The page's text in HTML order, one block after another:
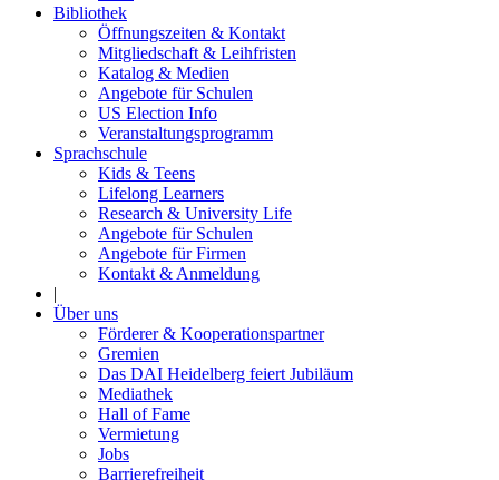
Bibliothek
Öffnungszeiten & Kontakt
Mitgliedschaft & Leihfristen
Katalog & Medien
Angebote für Schulen
US Election Info
Veranstaltungsprogramm
Sprachschule
Kids & Teens
Lifelong Learners
Research & University Life
Angebote für Schulen
Angebote für Firmen
Kontakt & Anmeldung
|
Über uns
Förderer & Kooperationspartner
Gremien
Das DAI Heidelberg feiert Jubiläum
Mediathek
Hall of Fame
Vermietung
Jobs
Barrierefreiheit